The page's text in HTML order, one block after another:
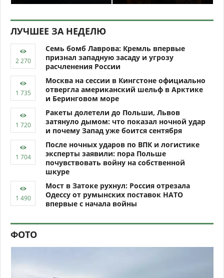
ЛУЧШЕЕ ЗА НЕДЕЛЮ
Семь бомб Лаврова: Кремль впервые
признал западную засаду и угрозу
расчленения России
Москва на сессии в Кингстоне официально
отвергла американский шельф в Арктике
и Беринговом море
Ракеты долетели до Польши, Львов
затянуло дымом: что показал ночной удар
и почему Запад уже боится сентября
После ночных ударов по ВПК и логистике
эксперты заявили: пора Польше
почувствовать войну на собственной
шкуре
Мост в Затоке рухнул: Россия отрезала
Одессу от румынских поставок НАТО
впервые с начала войны
ФОТО